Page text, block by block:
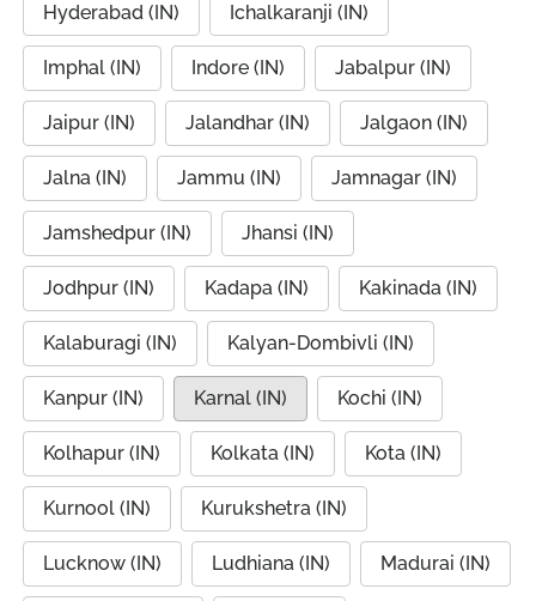
Hyderabad (IN) Ichalkaranji (IN)
Imphal (IN) Indore (IN) Jabalpur (IN)
Jaipur (IN) Jalandhar (IN) Jalgaon (IN)
Jalna (IN) Jammu (IN) Jamnagar (IN)
Jamshedpur (IN) Jhansi (IN)
Jodhpur (IN) Kadapa (IN) Kakinada (IN)
Kalaburagi (IN) Kalyan-Dombivli (IN)
Kanpur (IN) Karnal (IN) Kochi (IN)
Kolhapur (IN) Kolkata (IN) Kota (IN)
Kurnool (IN) Kurukshetra (IN)
Lucknow (IN) Ludhiana (IN) Madurai (IN)